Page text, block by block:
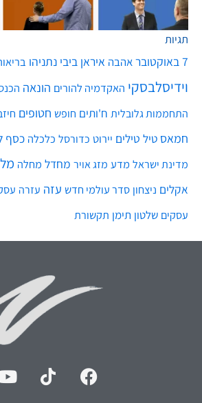
תגיות
7 באוקטובר אהבה איראן ביבי נתניהו
וידיסלבסקי האקדמיה להורים הונאה
התחממות גלובלית ח'ותים חופש חטופים
חמאס טיל טילים יירוט כדורסל כלכלה כסף
מדינת ישראל מדע מזג אויר מחדל מחלה
אקלים ניצחון סדר עולמי חדש עזה עזרה
עסקים שלטון תימן תקשורת